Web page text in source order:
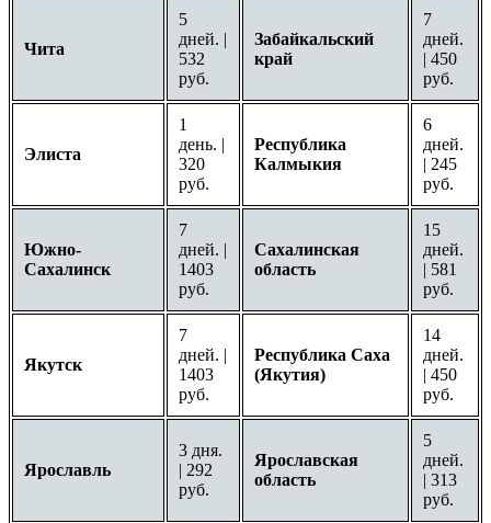
Чита
5
дней. |
532
руб.
Забайкальский
край
7
дней.
| 450
руб.
Элиста
1
день. |
320
руб.
Республика
Калмыкия
6
дней.
| 245
руб.
Южно-
Сахалинск
7
дней. |
1403
руб.
Сахалинская
область
15
дней.
| 581
руб.
Якутск
7
дней. |
1403
руб.
Республика Саха
(Якутия)
14
дней.
| 450
руб.
Ярославль
3 дня.
| 292
руб.
Ярославская
область
5
дней.
| 313
руб.